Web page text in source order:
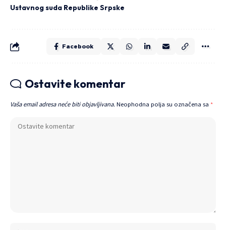
Ustavnog suda Republike Srpske
Facebook
Ostavite komentar
Vaša email adresa neće biti objavljivana. Neophodna polja su označena sa *